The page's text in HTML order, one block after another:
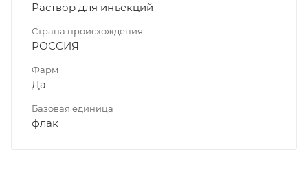
Раствор для инъекций
Страна происхождения
РОССИЯ
Фарм
Да
Базовая единица
флак